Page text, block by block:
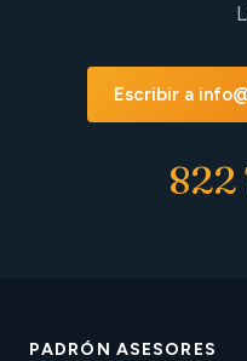
Escribir a
822
PADRÓN ASESORES